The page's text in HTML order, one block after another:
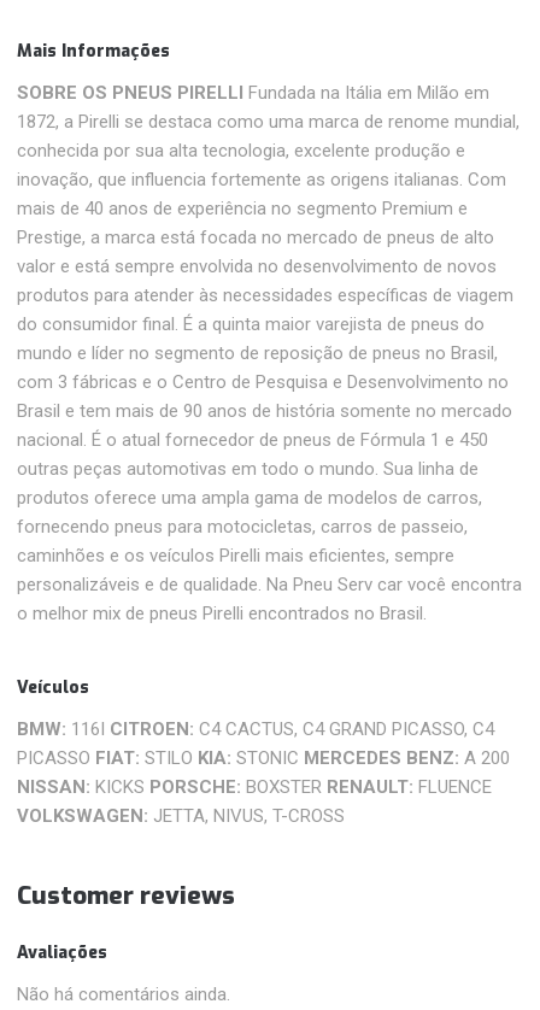
Mais Informações
SOBRE OS PNEUS PIRELLI Fundada na Itália em Milão em
1872, a Pirelli se destaca como uma marca de renome mundial,
conhecida por sua alta tecnologia, excelente produção e
inovação, que influencia fortemente as origens italianas. Com
mais de 40 anos de experiência no segmento Premium e
Prestige, a marca está focada no mercado de pneus de alto
valor e está sempre envolvida no desenvolvimento de novos
produtos para atender às necessidades específicas de viagem
do consumidor final. É a quinta maior varejista de pneus do
mundo e líder no segmento de reposição de pneus no Brasil,
com 3 fábricas e o Centro de Pesquisa e Desenvolvimento no
Brasil e tem mais de 90 anos de história somente no mercado
nacional. É o atual fornecedor de pneus de Fórmula 1 e 450
outras peças automotivas em todo o mundo. Sua linha de
produtos oferece uma ampla gama de modelos de carros,
fornecendo pneus para motocicletas, carros de passeio,
caminhões e os veículos Pirelli mais eficientes, sempre
personalizáveis ​​e de qualidade. Na Pneu Serv car você encontra
o melhor mix de pneus Pirelli encontrados no Brasil.
Veículos
BMW: 116I CITROEN: C4 CACTUS, C4 GRAND PICASSO, C4
PICASSO FIAT: STILO KIA: STONIC MERCEDES BENZ: A 200
NISSAN: KICKS PORSCHE: BOXSTER RENAULT: FLUENCE
VOLKSWAGEN: JETTA, NIVUS, T-CROSS
Customer reviews
Avaliações
Não há comentários ainda.